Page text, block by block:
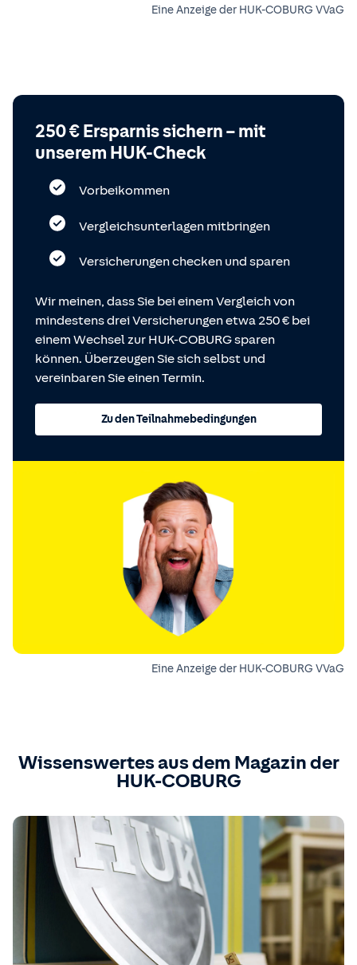
Eine Anzeige der HUK-COBURG VVaG
250 € Ersparnis sichern – mit
unserem HUK-Check
Vorbeikommen
Vergleichsunterlagen mitbringen
Versicherungen checken und sparen
Wir meinen, dass Sie bei einem Vergleich von
mindestens drei Versicherungen etwa 250 € bei
einem Wechsel zur HUK-COBURG sparen
können. Überzeugen Sie sich selbst und
vereinbaren Sie einen Termin.
Zu den Teilnahmebedingungen
Eine Anzeige der HUK-COBURG VVaG
Wissenswertes aus dem Magazin der
HUK-COBURG